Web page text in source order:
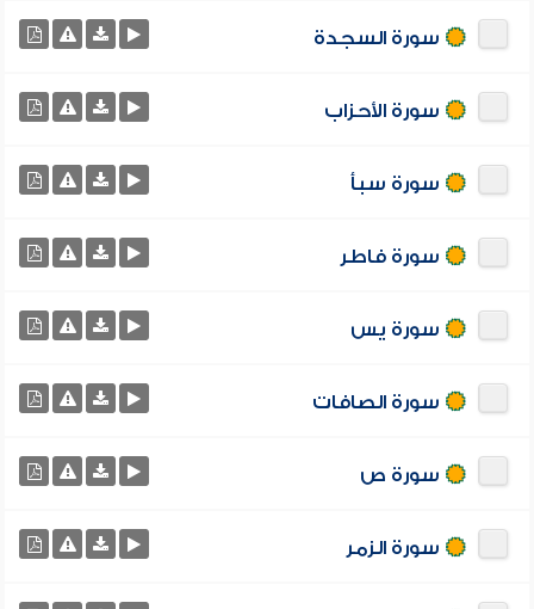
سورة السجدة
سورة الأحزاب
سورة سبأ
سورة فاطر
سورة يس
سورة الصافات
سورة ص
سورة الزمر